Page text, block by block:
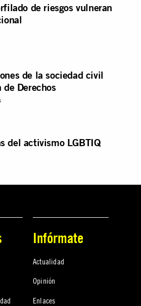
de riesgos vulneran
de la sociedad civil
Derechos
del activismo LGBTIQ
Infórmate
Actualidad
Opinión
Enlaces